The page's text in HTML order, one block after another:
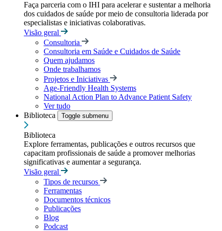
Faça parceria com o IHI para acelerar e sustentar a melhoria
dos cuidados de saúde por meio de consultoria liderada por
especialistas e iniciativas colaborativas.
Visão geral
Consultoria
Consultoria em Saúde e Cuidados de Saúde
Quem ajudamos
Onde trabalhamos
Projetos e Iniciativas
Age-Friendly Health Systems
National Action Plan to Advance Patient Safety
Ver tudo
Biblioteca
Toggle submenu
Biblioteca
Explore ferramentas, publicações e outros recursos que
capacitam profissionais de saúde a promover melhorias
significativas e aumentar a segurança.
Visão geral
Tipos de recursos
Ferramentas
Documentos técnicos
Publicações
Blog
Podcast